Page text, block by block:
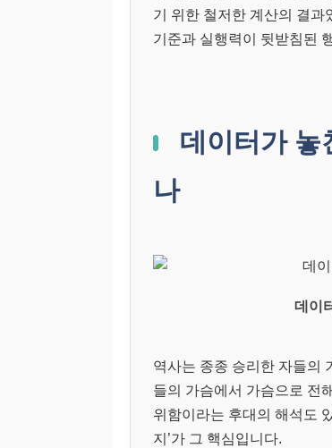
기 위한 철저한 계산의 결과
기준과 실행력이 뒷받침된
데이터가 놓
나
데이
역사는 종종 승리한 자들의
들의 가슴에서 가슴으로 전
위함이라는 후대의 해석도
지’가 그 핵심입니다.